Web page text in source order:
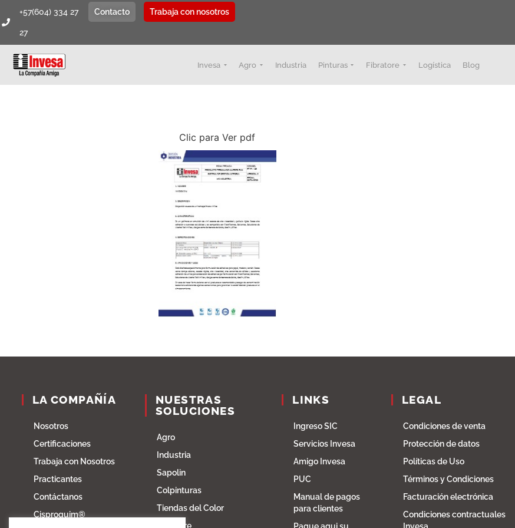
+57(604) 334 27
27
Contacto Trabaja con nosotros
Invesa Agro Industria Pinturas Fibratore Logística Blog
Clic para Ver pdf
LA COMPAÑÍA
Nosotros
Certificaciones
Trabaja con Nosotros
Practicantes
Contáctanos
Cisproquim®
NUESTRAS
SOLUCIONES
Agro
Industria
Sapolin
Colpinturas
Tiendas del Color
Fibratore
LINKS
Ingreso SIC
Servicios Invesa
Amigo Invesa
PUC
Manual de pagos
para clientes
LEGAL
Condiciones de venta
Protección de datos
Políticas de Uso
Términos y Condiciones
Facturación electrónica
Condiciones contractuales